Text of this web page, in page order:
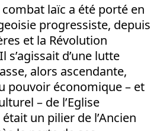
laïc a été porté en
progressiste, depuis
et la Révolution
s’agissait d’une lutte
alors ascendante,
pouvoir économique – et
– de l’Eglise
un pilier de l’Ancien